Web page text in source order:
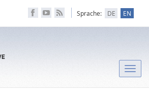
Sprache: DE EN
Toggle